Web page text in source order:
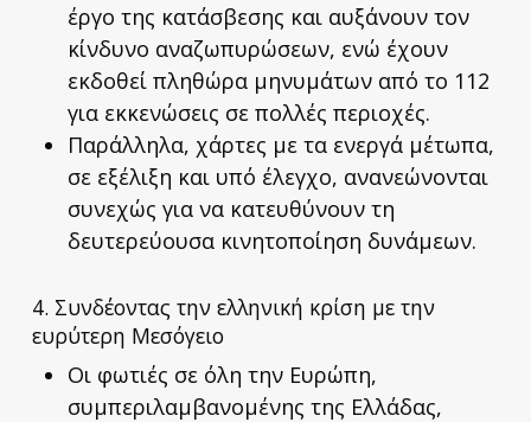
έργο της κατάσβεσης και αυξάνουν τον
κίνδυνο αναζωπυρώσεων, ενώ έχουν
εκδοθεί πληθώρα μηνυμάτων από το 112
για εκκενώσεις σε πολλές περιοχές.
Παράλληλα, χάρτες με τα ενεργά μέτωπα,
σε εξέλιξη και υπό έλεγχο, ανανεώνονται
συνεχώς για να κατευθύνουν τη
δευτερεύουσα κινητοποίηση δυνάμεων.
4. Συνδέοντας την ελληνική κρίση με την
ευρύτερη Μεσόγειο
Οι φωτιές σε όλη την Ευρώπη,
συμπεριλαμβανομένης της Ελλάδας,